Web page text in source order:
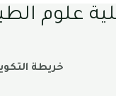
علوم
خريطة